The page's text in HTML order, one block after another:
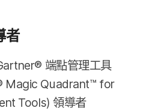
者
® 端點​管理​工具​
Magic Quadrant™ for
Tools) 領導​者